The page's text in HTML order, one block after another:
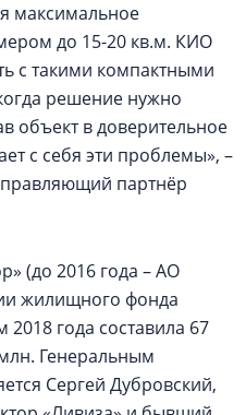
максимальное
до 15-20 кв.м. КИО
с такими компактными
решение нужно
объект в доверительное
с себя эти проблемы», –
партнёр
(до 2016 года – АО
жилищного фонда
года составила 67
Генеральным
Сергей Дубровский,